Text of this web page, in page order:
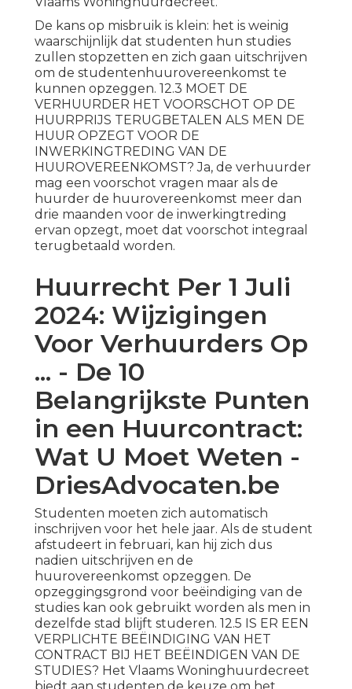
De kans op misbruik is klein: het is weinig
waarschijnlijk dat studenten hun studies
zullen stopzetten en zich gaan uitschrijven
om de studentenhuurovereenkomst te
kunnen opzeggen. 12.3 MOET DE
VERHUURDER HET VOORSCHOT OP DE
HUURPRIJS TERUGBETALEN ALS MEN DE
HUUR OPZEGT VOOR DE
INWERKINGTREDING VAN DE
HUUROVEREENKOMST? Ja, de verhuurder
mag een voorschot vragen maar als de
huurder de huurovereenkomst meer dan
drie maanden voor de inwerkingtreding
ervan opzegt, moet dat voorschot integraal
terugbetaald worden.
Huurrecht Per 1 Juli
2024: Wijzigingen
Voor Verhuurders Op
... - De 10
Belangrijkste Punten
in een Huurcontract:
Wat U Moet Weten -
DriesAdvocaten.be
Studenten moeten zich automatisch
inschrijven voor het hele jaar. Als de student
afstudeert in februari, kan hij zich dus
nadien uitschrijven en de
huurovereenkomst opzeggen. De
opzeggingsgrond voor beëindiging van de
studies kan ook gebruikt worden als men in
dezelfde stad blijft studeren. 12.5 IS ER EEN
VERPLICHTE BEËINDIGING VAN HET
CONTRACT BIJ HET BEËINDIGEN VAN DE
STUDIES? Het Vlaams Woninghuurdecreet